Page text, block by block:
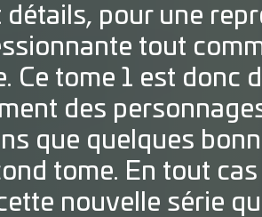
détails, pour une
tout
Ce tome 1 est donc
des
que quelques
tome. En tout
nouvelle série